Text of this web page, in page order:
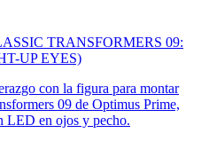
TRANSFORMERS 09:
UP EYES)
con la figura para montar
09 de Optimus Prime,
LED en ojos y pecho.